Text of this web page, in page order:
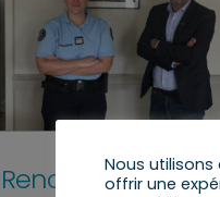
Rencontre avec la
Nous
offrir une